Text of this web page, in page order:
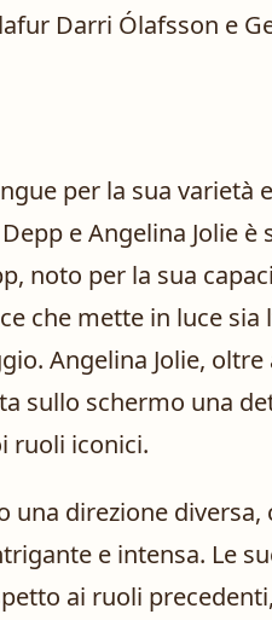
Darri Ólafsson e
per la sua varietà
e Angelina Jolie
noto per la sua
che mette in luce sia
Angelina Jolie,
sullo schermo una
ruoli iconici.
una direzione
e intensa. Le
ai ruoli